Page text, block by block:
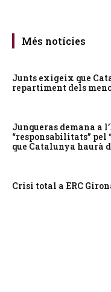
Més notícies
Junts exigeix que
repartiment dels
Junqueras demana a
“responsabilitats” pel
que Catalunya haurà
Crisi total a ERC